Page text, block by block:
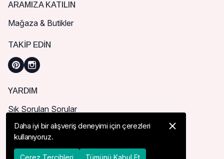
ARAMIZA KATILIN
Mağaza & Butikler
TAKIP EDIN
YARDIM
Sık Sorulan Sorular
Nasıl Sipariş Verebilirim?
Kargo ve Teslimat
İade, İptal ve Değişim
Daha iyi bir alışveriş deneyimi için çerezleri
kullanıyoruz.
Çerez Tercihleri Tümünü Kabul Et